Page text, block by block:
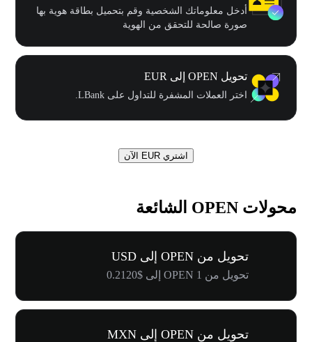
أدخل معلوماتك الشخصية وقم بتحميل بطاقة هوية بها
صورة صالحة للتحقق من الهوية
تحويل OPEN إلى EUR
اختر العملات المشفرة للتداول على LBank.
اشتري EUR الآن
محولات OPEN الشائعة
تحويل من OPEN إلى USD
تحويل من 1 OPEN إلى $0.2120
تحويل من OPEN إلى MXN